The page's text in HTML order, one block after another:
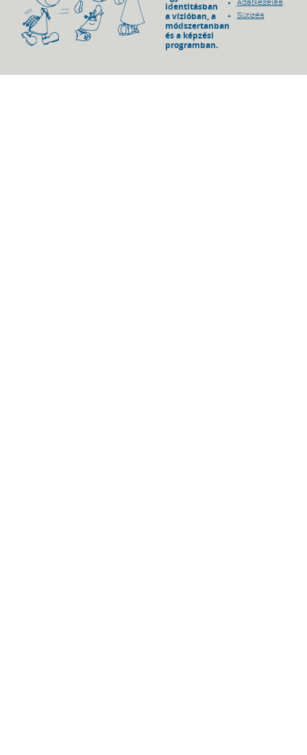
identitásban
a vízióban, a
módszertanban
és a képzési
programban.
Adatkezelés
Sütizés